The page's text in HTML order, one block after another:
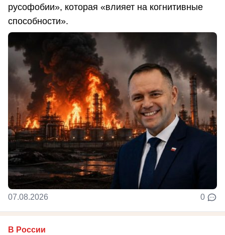
русофобии», которая «влияет на когнитивные
способности».
07.08.2026 0
В России